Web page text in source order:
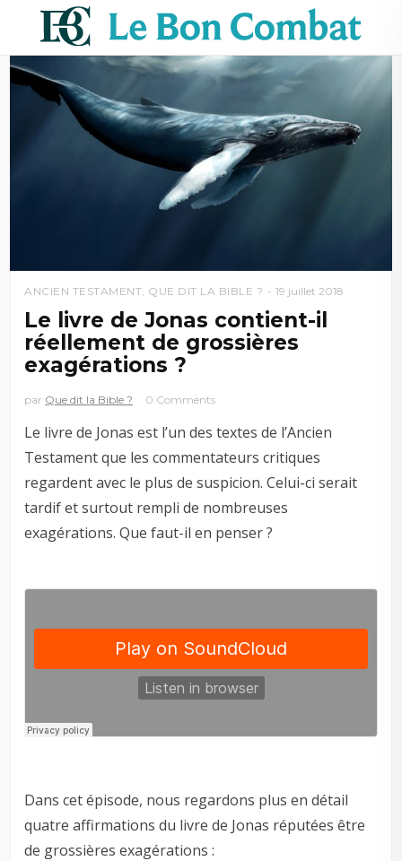
ANCIEN TESTAMENT QUE DIT LA BIBLE ? 19 juillet 2018
Le livre de Jonas contient-il
réellement de grossières
exagérations ?
par Que dit la Bible ? 0 Comments
Le livre de Jonas est l’un des textes de l’Ancien
Testament que les commentateurs critiques
regardent avec le plus de suspicion. Celui-ci serait
tardif et surtout rempli de nombreuses
exagérations. Que faut-il en penser ?
Dans cet épisode, nous regardons plus en détail
quatre affirmations du livre de Jonas réputées être
de grossières exagérations :